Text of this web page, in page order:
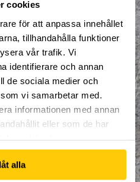
cookies
för att anpassa innehållet
tillhandahålla funktioner
vår trafik. Vi
identifierare och annan
de sociala medier och
vi samarbetar med.
informationen med annan
eller som de har
alla